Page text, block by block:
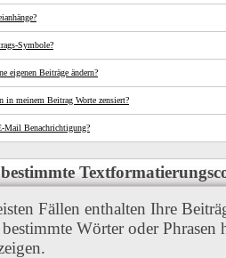
Symbole?
eigenen Beiträge ändern?
in meinem Beitrag Worte zensiert?
Mail Benachrichtigung?
Fällen enthalten Ihre
Wörter oder